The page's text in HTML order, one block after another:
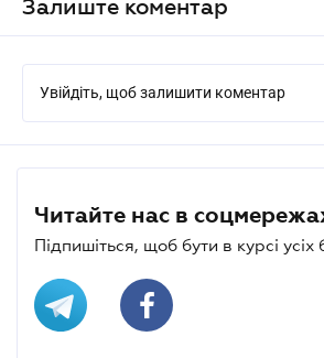
Залиште коментар
Увійдіть, щоб залишити коментар
Читайте нас в
Підпишіться, щоб бути в курсі усіх